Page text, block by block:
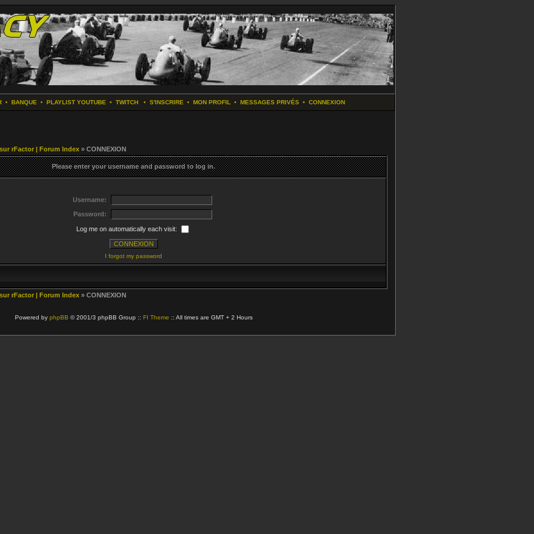
• BANQUE • PLAYLIST YOUTUBE • TWITCH• S'INSCRIRE • MON PROFIL • MESSAGES PRIVÉS• CONNEXION
rFactor | Forum Index » CONNEXION
Please enter your username and password to log in.
Username:
Password:
Log me on automatically each visit:
I forgot my password
rFactor | Forum Index » CONNEXION
Powered by phpBB © 2001/3 phpBB Group :: FI Theme :: All times are GMT + 2 Hours